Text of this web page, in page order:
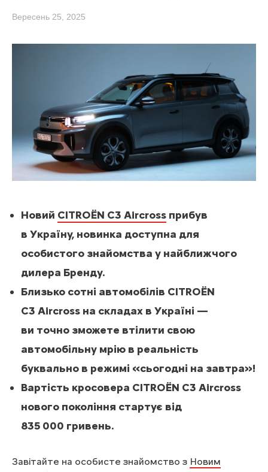
Вересень 25, 2025
Новий CITROЁN C3 Aircross прибув
в Україну, новинка доступна для
особистого знайомства у найближчого
дилера Бренду.
Близько сотні автомобілів CITROЁN
C3 Aircross на складах в Україні —
ви точно зможете втілити свою
автомобільну мрію в реальність
буквально в режимі «сьогодні на завтра»!
Вартість кросовера CITROЁN C3 Aircross
нового покоління стартує від
835 000 гривень.
Завітайте на особисте знайомство з Новим